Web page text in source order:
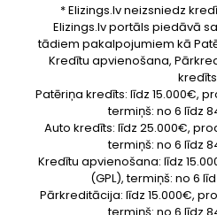
* Elizings.lv neizsniedz
Elizings.lv portāls piedāvā
tādiem pakalpojumiem kā
Kredītu apvienošana,
Patēriņa kredīts: līdz 15.000€,
termiņš: no 6 līdz
Auto kredīts: līdz 25.000€,
termiņš: no 6 līdz
Kredītu apvienošana: līdz
(GPL), termiņš: no 6
Pārkreditācija: līdz 15.000€,